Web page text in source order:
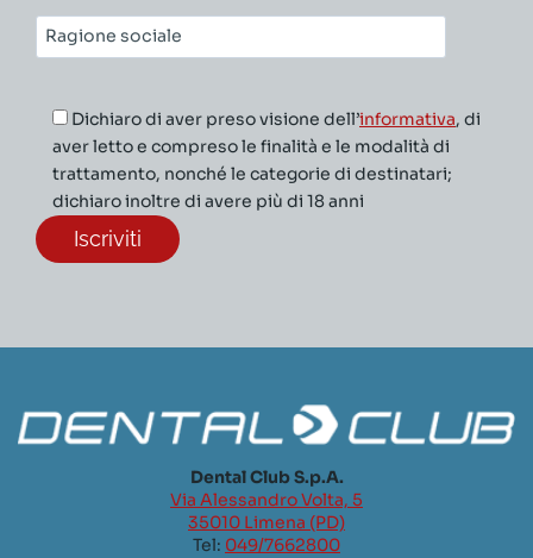
Ragione
sociale*
Dichiaro di aver preso visione dell’informativa, di
aver letto e compreso le finalità e le modalità di
trattamento, nonché le categorie di destinatari;
dichiaro inoltre di avere più di 18 anni
Dental Club S.p.A.
Via Alessandro Volta, 5
35010 Limena (PD)
Tel: 049/7662800